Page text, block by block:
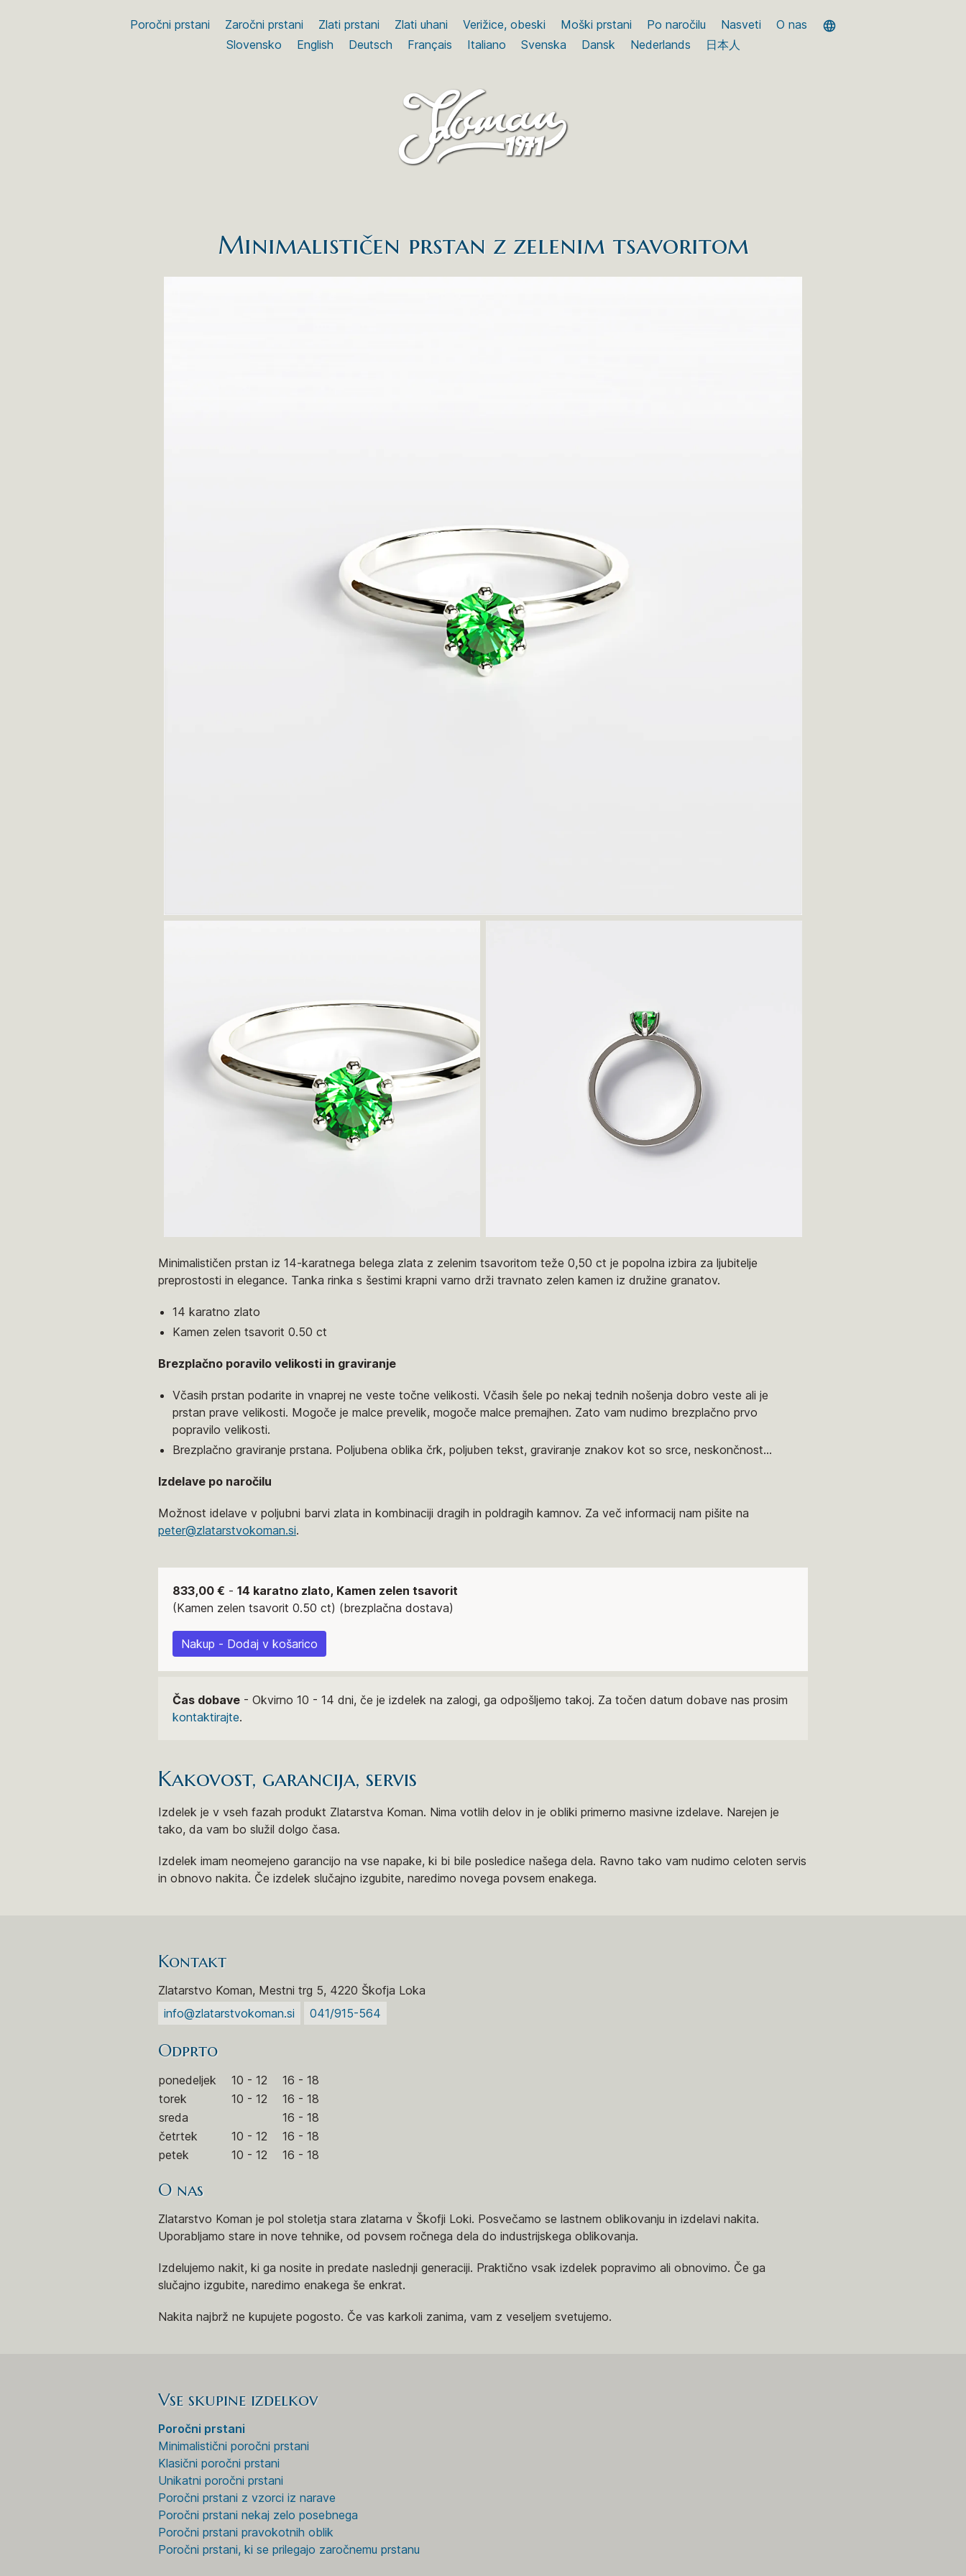
Poročni prstani Zaročni prstani Zlati prstani Zlati uhani Verižice, obeski Moški prstani Po naročilu Nasveti
O nas
Slovensko
English Deutsch Français Italiano Svenska Dansk Nederlands 日本人
Minimalističen prstan z zelenim tsavoritom
Minimalističen prstan iz 14-karatnega belega zlata z zelenim tsavoritom teže 0,50 ct je popolna izbira za ljubitelje
preprostosti in elegance. Tanka rinka s šestimi krapni varno drži travnato zelen kamen iz družine granatov.
14 karatno zlato
Kamen zelen tsavorit 0.50 ct
Brezplačno poravilo velikosti in graviranje
Včasih prstan podarite in vnaprej ne veste točne velikosti. Včasih šele po nekaj tednih nošenja dobro veste ali je
prstan prave velikosti. Mogoče je malce prevelik, mogoče malce premajhen. Zato vam nudimo brezplačno prvo
popravilo velikosti.
Brezplačno graviranje prstana. Poljubena oblika črk, poljuben tekst, graviranje znakov kot so srce, neskončnost...
Izdelave po naročilu
Možnost idelave v poljubni barvi zlata in kombinaciji dragih in poldragih kamnov. Za več informacij nam pišite na
peter@zlatarstvokoman.si.
833,00 € - 14 karatno zlato, Kamen zelen tsavorit
(Kamen zelen tsavorit 0.50 ct) (brezplačna dostava)
Nakup - Dodaj v košarico
Čas dobave - Okvirno 10 - 14 dni, če je izdelek na zalogi, ga odpošljemo takoj. Za točen datum dobave nas prosim
kontaktirajte.
Kakovost, garancija, servis
Izdelek je v vseh fazah produkt Zlatarstva Koman. Nima votlih delov in je obliki primerno masivne izdelave. Narejen je
tako, da vam bo služil dolgo časa.
Izdelek imam neomejeno garancijo na vse napake, ki bi bile posledice našega dela. Ravno tako vam nudimo celoten servis
in obnovo nakita. Če izdelek slučajno izgubite, naredimo novega povsem enakega.
Kontakt
Zlatarstvo Koman, Mestni trg 5, 4220 Škofja Loka
info@zlatarstvokoman.si
041/915-564
Odprto
ponedeljek 10 - 12
16 - 18
torek
10 - 12
16 - 18
sreda
16 - 18
četrtek
10 - 12
16 - 18
petek
10 - 12 16 - 18
O nas
Zlatarstvo Koman je pol stoletja stara zlatarna v Škofji Loki. Posvečamo se lastnem oblikovanju in izdelavi nakita.
Uporabljamo stare in nove tehnike, od povsem ročnega dela do industrijskega oblikovanja.
Izdelujemo nakit, ki ga nosite in predate naslednji generaciji. Praktično vsak izdelek popravimo ali obnovimo. Če ga
slučajno izgubite, naredimo enakega še enkrat.
Nakita najbrž ne kupujete pogosto. Če vas karkoli zanima, vam z veseljem svetujemo.
Vse skupine izdelkov
Poročni prstani
Minimalistični poročni prstani
Klasični poročni prstani
Unikatni poročni prstani
Poročni prstani z vzorci iz narave
Poročni prstani nekaj zelo posebnega
Poročni prstani pravokotnih oblik
Poročni prstani, ki se prilegajo zaročnemu prstanu